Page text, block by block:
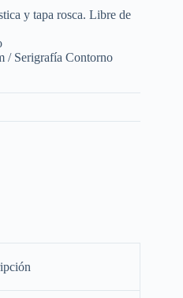
y tapa rosca. Libre de
/ Serigrafía Contorno